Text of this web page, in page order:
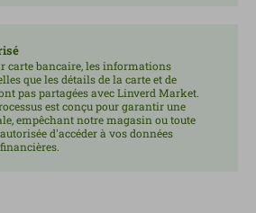
carte bancaire, les informations
que les détails de la carte et de
pas partagées avec Linverd Market.
est conçu pour garantir une
empêchant notre magasin ou toute
d'accéder à vos données
ajoutés, sans conservateurs ni
elle constitue une source
et de fibres, s’intégrant
alimentation saine. Convient aux
cœliaques et intolérantes
dans un bocal en verre